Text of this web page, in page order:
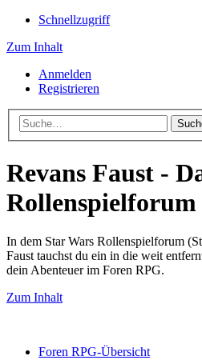
Schnellzugriff
Zum Inhalt
Anmelden
Registrieren
Revans Faust -
Rollenspielforum
In dem Star Wars Rollenspielforum
Faust tauchst du ein in die weit
dein Abenteuer im Foren RPG.
Zum Inhalt
Foren RPG-Übersicht